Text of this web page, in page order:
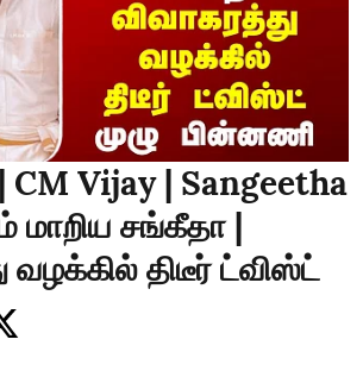
Vijay | Sangeetha
மாறிய சங்கீதா |
வழக்கில் திடீர் ட்விஸ்ட்